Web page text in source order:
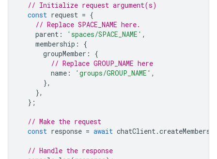
// Initialize request argument(s)
const request = {
// Replace SPACE_NAME here.
parent : 'spaces/SPACE_NAME' ,
membership :
{
groupMember :
{
// Replace GROUP_NAME here
name : 'groups/GROUP_NAME' ,
},
},
};
// Make the request
const response = await chatClient.
// Handle the response